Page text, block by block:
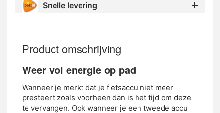
Snelle levering
Product omschrijving
Weer vol energie op pad
Wanneer je merkt dat je fietsaccu niet meer
presteert zoals voorheen dan is het tijd om deze
te vervangen. Ook wanneer je een tweede accu